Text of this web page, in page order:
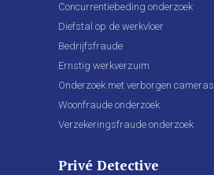
Concurrentiebeding onderzoek
Diefstal op de werkvloer
Bedrijfsfraude
Ernstig werkverzuim
Onderzoek met verborgen cameras
Woonfraude onderzoek
Verzekeringsfraude onderzoek
Privé Detective